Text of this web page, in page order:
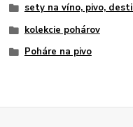
sety na víno, pivo,
kolekcie pohárov
Poháre na pivo